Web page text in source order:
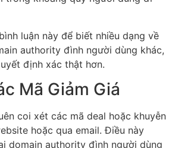
luận này để biết nhiều dạng về
authority đình người dùng khác,
định xác thật hơn.
Mã Giảm Giá
coi xét các mã deal hoặc khuyễn
hoặc qua email. Điều này
domain authority đình người dùng